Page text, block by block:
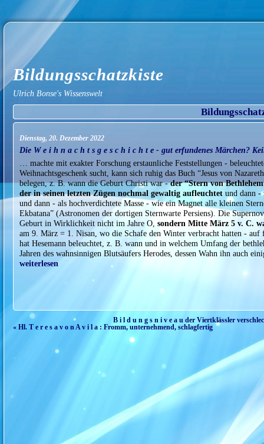
Bildungsschatzkiste
Ulrich Bonse's Wissenswelt
Dienstag, 20. Dezember 2022
Die W e i h n a c h t s g e s c h i c h t e - gut erfundenes Märchen?
… machte mit exakter Forschung erstaunliche Feststellungen -
Weihnachtsgeschenk sucht, kann sich ruhig das Buch “Jesus von
belegen, z. B. wann die Geburt Christi war -der “Stern von
der in seinen letzten Zügen nochmal gewaltig aufleuchtetund dann -
und dann - als hochverdichtete Masse - wie ein Magnet alle kleinen
Ekbatana” (Astronomen der dortigen Sternwarte Persiens). Die
Geburt in Wirklichkeit nicht im Jahre O, sondern Mitte März 5 v. C.
am 9. März = 1. Nisan, wo die Schafe den Winter verbracht hatten -
hat Hesemann beleuchtet, z. B. wann und in welchem Umfang der
Jahren des wahnsinnigen Blutsäufers Herodes, dessen Wahn ihn auch
weiterlesen
B i l d u n g s n i v e a u der Viertklässler
« Hl. T e r e s a v o n A v i l a : Fromm, unternehmend, schlagfertig